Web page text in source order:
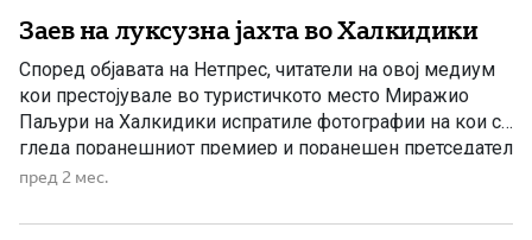
Заев на луксузна јахта во Халкидики
Според објавата на Нетпрес, читатели на овој медиум
кои престојувале во туристичкото место Миражио
Паљури на Халкидики испратиле фотографии на кои се
гледа поранешниот премиер и поранешен претседател
на СДСМ, Зоран Заев, на јахта во грчкото летувалиште.
пристигнале до нивната редакција, јахтата наводно
пред 2 мес.